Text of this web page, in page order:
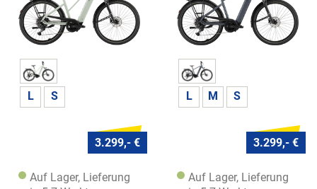
L S
3.299,- €
Auf Lager, Lieferung
L M S
3.299,- €
Auf Lager, Lieferung